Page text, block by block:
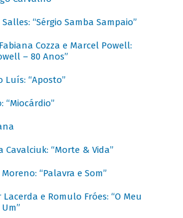
Salles: “Sérgio Samba Sampaio”
Cozza e Marcel Powell:
– 80 Anos”
Luís: “Aposto”
“Miocárdio”
Cavalciuk: “Morte & Vida”
Moreno: “Palavra e Som”
Lacerda e Romulo Fróes: “O Meu